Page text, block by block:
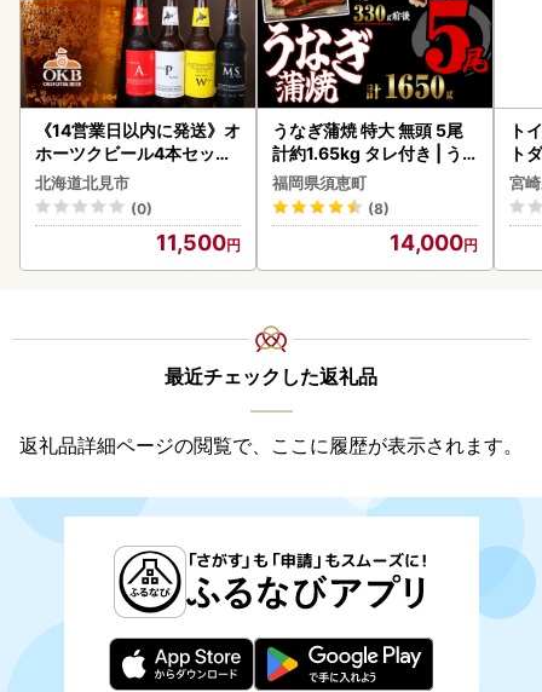
《14営業日以内に発送》オ
ホーツクビール4本セット
( 飲料 飲み物 お酒 ビール
クラフトビール 瓶ビール
贈答 ギフト 贈り物 お中元
御中元 お歳暮 御歳暮 お祝
い プレゼント モルトビー
北海道北見市
(0)
11,500
うなぎ蒲焼 特大 無頭 5尾
計約1.65kg タレ付き | う
なぎ蒲焼
福岡県須恵町
(8)
14,000
ト
ト
速
宮
最近チェックした返礼品
返礼品詳細ページの閲覧で、ここに履歴が表示されます。